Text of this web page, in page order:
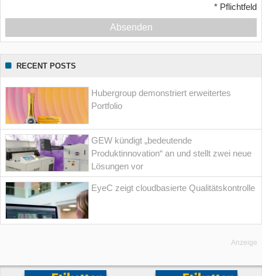
* Pflichtfeld
Absenden
RECENT POSTS
Hubergroup demonstriert erweitertes
Portfolio
GEW kündigt „bedeutende
Produktinnovation“ an und stellt zwei neue
Lösungen vor
EyeC zeigt cloudbasierte Qualitätskontrolle
Anzeige